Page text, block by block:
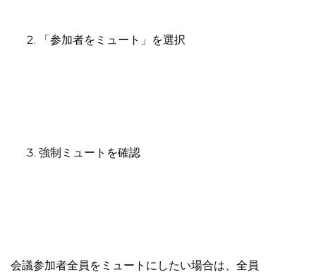
「参加者をミュート」を選択
強制ミュートを確認
会議参加者全員をミュートにしたい場合は、全員